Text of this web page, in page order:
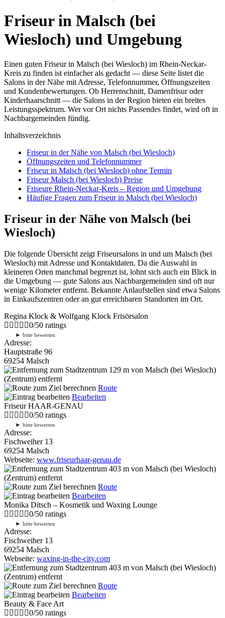
Friseur in Malsch (bei
Wiesloch) und Umgebung
Einen guten Friseur in Malsch (bei Wiesloch) im Rhein-Neckar-
Kreis zu finden ist einfacher als gedacht — diese Seite listet die
Salons in der Nähe mit Adresse, Telefonnummer, Öffnungszeiten
und Kundenbewertungen. Ob Herrenschnitt, Damenfrisur oder
Kinderhaarschnitt — die Salons in der Region bieten ein breites
Leistungsspektrum. Wer vor Ort nichts Passendes findet, wird oft in
Nachbargemeinden fündig.
Inhaltsverzeichnis
Friseur in der Nähe von Malsch (bei Wiesloch)
Öffnungszeiten und Telefonnummer
Friseur in Malsch (bei Wiesloch) ohne Termin
Friseur Malsch (bei Wiesloch) Preise
Friseure Rhein-Neckar-Kreis – Region und Umgebung
Häufige Fragen zum Friseur in Malsch (bei Wiesloch)
Friseur in der Nähe von Malsch (bei
Wiesloch)
Die folgende Übersicht zeigt Friseursalons in und um Malsch (bei
Wiesloch) mit Adresse und Kontaktdaten. Da die Auswahl in
kleineren Orten manchmal begrenzt ist, lohnt sich auch ein Blick in
die Umgebung — gute Salons aus Nachbargemeinden sind oft nur
wenige Kilometer entfernt. Bekannte Anlaufstellen sind etwa Salons
in Einkaufszentren oder an gut erreichbaren Standorten im Ort.
Regina Klock & Wolfgang Klock Frisörsalon
0/50 ratings
► bitte bewerten
Adresse:
Hauptstraße 96
69254 Malsch
129 m von Malsch (bei Wiesloch)
(Zentrum) entfernt
Route
Bearbeiten
Friseur HAAR-GENAU
0/50 ratings
► bitte bewerten
Adresse:
Fischweiher 13
69254 Malsch
Webseite: www.friseurhaar-genau.de
403 m von Malsch (bei Wiesloch)
(Zentrum) entfernt
Route
Bearbeiten
Monika Ditsch – Kosmetik und Waxing Lounge
0/50 ratings
► bitte bewerten
Adresse:
Fischweiher 13
69254 Malsch
Webseite: waxing-in-the-city.com
403 m von Malsch (bei Wiesloch)
(Zentrum) entfernt
Route
Bearbeiten
Beauty & Face Art
0/50 ratings